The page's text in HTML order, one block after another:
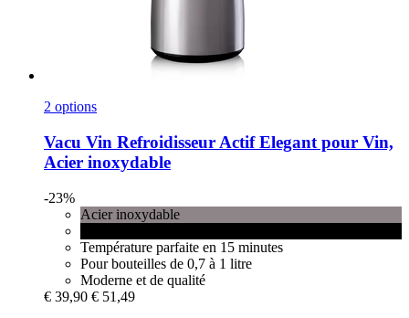
2 options
Vacu Vin Refroidisseur Actif Elegant pour Vin,
Acier inoxydable
-23%
Acier inoxydable
Température parfaite en 15 minutes
Pour bouteilles de 0,7 à 1 litre
Moderne et de qualité
€ 39,90 € 51,49